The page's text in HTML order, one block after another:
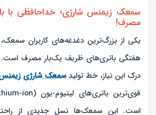
سمعک زیمنس شارژی؛ خداحافظی با
مصرف!
یکی از بزرگ‌ترین دغدغه‌های کاربران
هفتگی باتری‌های ظریف یک‌بار مصرف است.
درک این نیاز، خط تولیدسمعک شارژی
است. این سمعک‌ها نسل جدیدی از